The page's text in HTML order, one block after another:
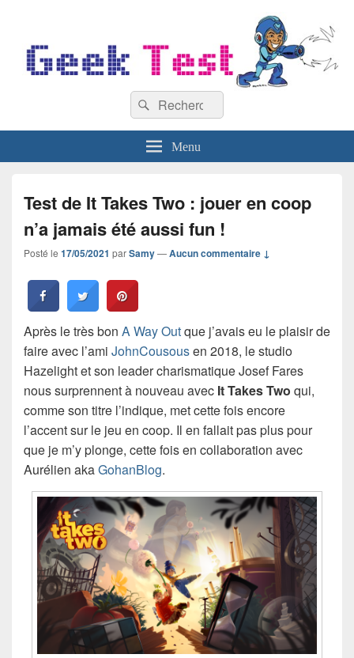
Recherche :
Rechercher
Menu
Test de It Takes Two : jouer en coop
n’a jamais été aussi fun !
Posté le 17/05/2021 parSamy—Aucun commentaire ↓
Après le très bon A Way Outque j’avais eu le plaisir de
faire avec l’ami JohnCousousen 2018, le studio
Hazelight et son leader charismatique Josef Fares
nous surprennent à nouveau avec It Takes Two qui,
comme son titre l’indique, met cette fois encore
l’accent sur le jeu en coop. Il en fallait pas plus pour
que je m’y plonge, cette fois en collaboration avec
Aurélien akaGohanBlog.